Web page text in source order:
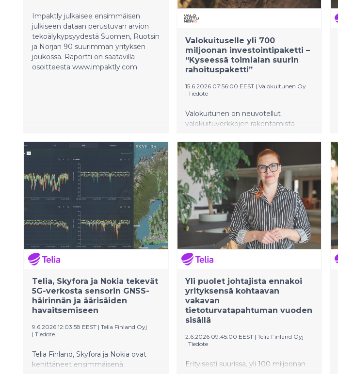
Impaktly julkaisee ensimmäisen
julkiseen dataan perustuvan arvion
tekoälykypsyydestä Suomen, Ruotsin
ja Norjan 90 suurimman yrityksen
joukossa. Raportti on saatavilla
osoitteesta www.impaktly.com.
Valokuituselle yli 700
miljoonan investointipaketti –
“Kyseessä toimialan suurin
rahoituspaketti”
15.6.2026 07:56:00 EEST | Valokuitunen Oy
| Tiedote
Valokuitunen on neuvotellut
valokuituverkkojen rakentamista
rahoituspaketin. Kaiken kaikkiaan
kyseessä on yli 700 miljoonan euron
lainarahoituspaketti. Useiden
kansainvälisten pankkien kanssa
solmittu infrarahoituskokonaisuus
käsittää uutta lainaa yli 300 miljoonaa
sekä vanhojen lainojen uudelleen
rahoituksen.
Telia, Skyfora ja Nokia tekevät
5G-verkosta sensorin GNSS-
häirinnän ja äärisäiden
havaitsemiseen
9.6.2026 12:03:58 EEST | Telia Finland Oyj
| Tiedote
Telia Finland, Skyfora ja Nokia ovat
kehittäneet ensimmäisenä
Yli puolet johtajista ennakoi
yrityksensä kohtaavan
vakavan
tietoturvatapahtuman vuoden
sisällä
2.6.2026 09:45:00 EEST | Telia Finland Oyj
| Tiedote
Erityisesti suurissa, yli 100 miljoonan